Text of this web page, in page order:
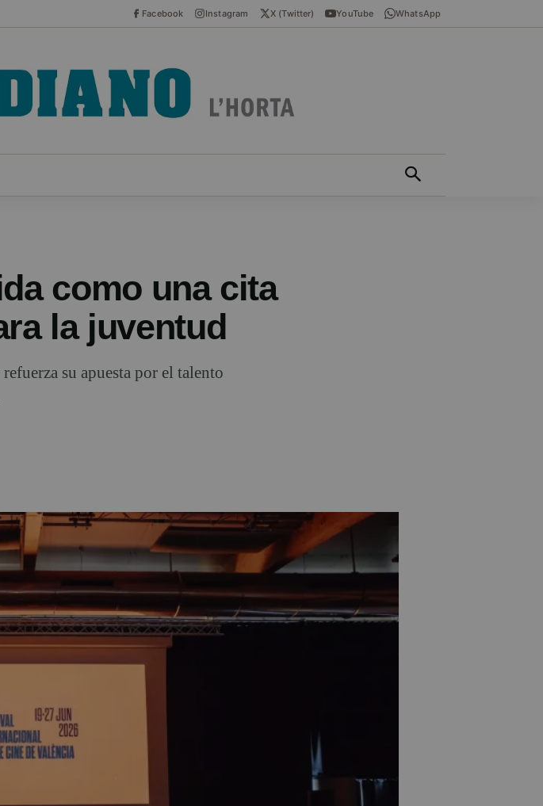
Facebook Instagram X (Twitter) YouTube WhatsApp
como una cita
la juventud
su apuesta por el talento